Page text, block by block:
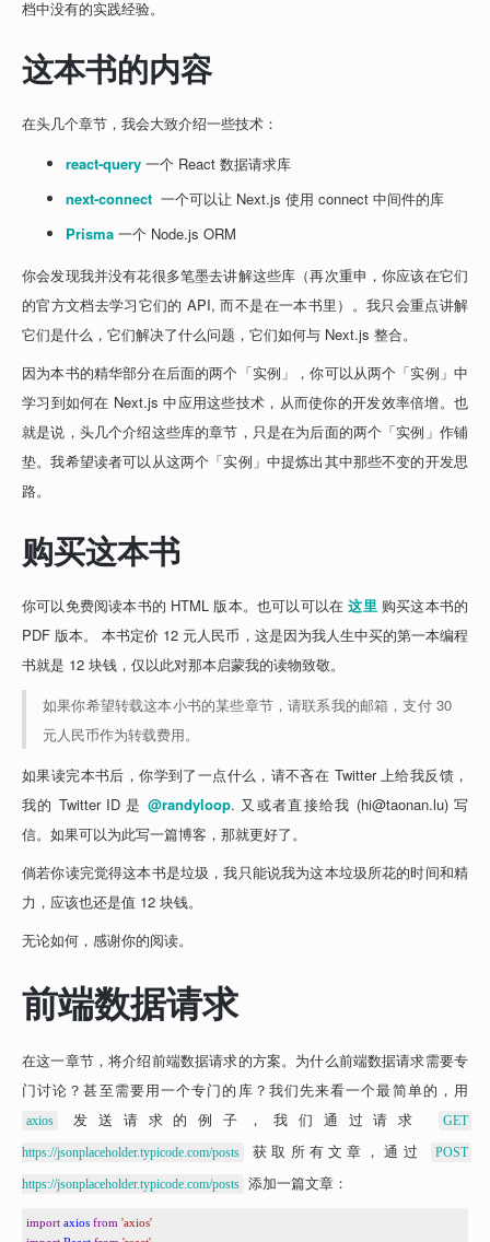
档中没有的实践经验。
这本书的内容
在头几个章节，我会大致介绍一些技术：
react-query 一个 React 数据请求库
next-connect 一个可以让 Next.js 使用 connect 中间件的库
Prisma 一个 Node.js ORM
你会发现我并没有花很多笔墨去讲解这些库（再次重申，你应该在它们
的官方文档去学习它们的 API, 而不是在一本书里）。我只会重点讲解
它们是什么，它们解决了什么问题，它们如何与 Next.js 整合。
因为本书的精华部分在后面的两个「实例」，你可以从两个「实例」中
学习到如何在 Next.js 中应用这些技术，从而使你的开发效率倍增。也
就是说，头几个介绍这些库的章节，只是在为后面的两个「实例」作铺
垫。我希望读者可以从这两个「实例」中提炼出其中那些不变的开发思
路。
购买这本书
你可以免费阅读本书的 HTML 版本。也可以可以在 这里 购买这本书的
PDF 版本。 本书定价 12 元人民币，这是因为我人生中买的第一本编程
书就是 12 块钱，仅以此对那本启蒙我的读物致敬。
如果你希望转载这本小书的某些章节，请联系我的邮箱，支付 30
元人民币作为转载费用。
如果读完本书后，你学到了一点什么，请不吝在 Twitter 上给我反馈，
我的 Twitter ID 是 @randyloop. 又或者直接给我 (hi@taonan.lu) 写
信。如果可以为此写一篇博客，那就更好了。
倘若你读完觉得这本书是垃圾，我只能说我为这本垃圾所花的时间和精
力，应该也还是值 12 块钱。
无论如何，感谢你的阅读。
前端数据请求
在这一章节，将介绍前端数据请求的方案。为什么前端数据请求需要专
axios 发送请求的例子，我们通过请求 GET
https://jsonplaceholder.typicode.com/posts 获取所有文章，通过 POST
https://jsonplaceholder.typicode.com/posts 添加一篇文章：
import axios from 'axios'